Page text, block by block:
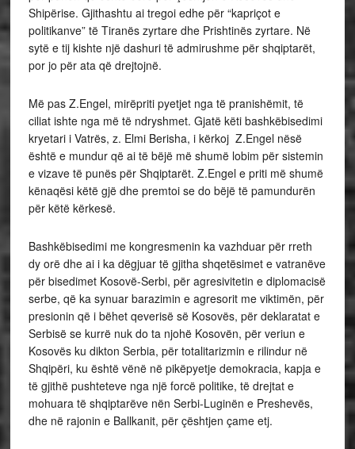
Shipërise. Gjithashtu ai tregoi edhe për “kapriçot e
politikanve” të Tiranës zyrtare dhe Prishtinës zyrtare. Në
sytë e tij kishte një dashuri të admirushme për shqiptarët,
por jo për ata që drejtojnë.
Më pas Z.Engel, mirëpriti pyetjet nga të pranishëmit, të
ciliat ishte nga më të ndryshmet. Gjatë këti bashkëbisedimi
kryetari i Vatrës, z. Elmi Berisha, i kërkoj Z.Engel nësë
është e mundur që ai të bëjë më shumë lobim për sistemin
e vizave të punës për Shqiptarët. Z.Engel e priti më shumë
kënaqësi këtë gjë dhe premtoi se do bëjë të pamundurën
për këtë kërkesë.
Bashkëbisedimi me kongresmenin ka vazhduar për rreth
dy orë dhe ai i ka dëgjuar të gjitha shqetësimet e vatranëve
për bisedimet Kosovë-Serbi, për agresivitetin e diplomacisë
serbe, që ka synuar barazimin e agresorit me viktimën, për
presionin që i bëhet qeverisë së Kosovës, për deklaratat e
Serbisë se kurrë nuk do ta njohë Kosovën, për veriun e
Kosovës ku dikton Serbia, për totalitarizmin e rilindur në
Shqipëri, ku është vënë në pikëpyetje demokracia, kapja e
të gjithë pushteteve nga një forcë politike, të drejtat e
mohuara të shqiptarëve nën Serbi-Luginën e Preshevës,
dhe në rajonin e Ballkanit, për çështjen çame etj.